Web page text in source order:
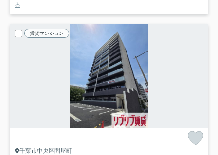
る
賃貸マンション
千葉市中央区問屋町